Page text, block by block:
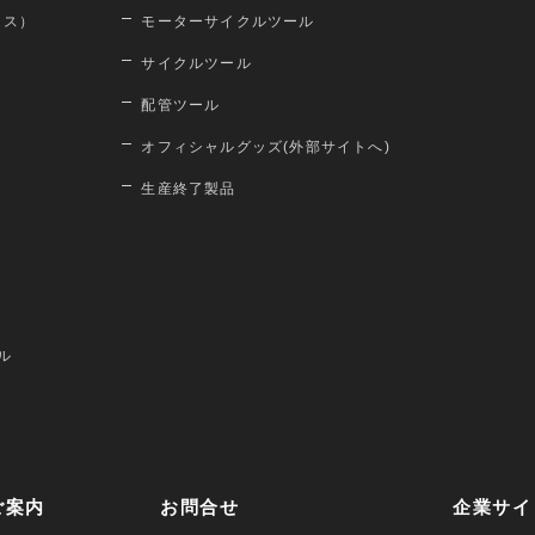
） モーターサイクルツール
サイクルツール
配管ツール
オフィシャルグッズ(外部サイトへ)
生産終了製品
案内 お問合せ 企業サイ